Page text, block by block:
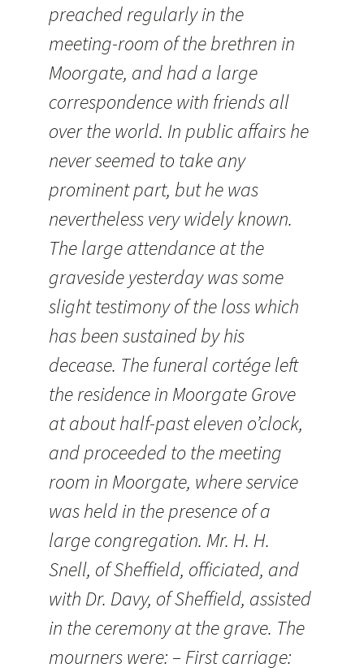
preached regularly in the
meeting-room of the brethren in
Moorgate, and had a large
correspondence with friends all
over the world. In public affairs he
never seemed to take any
prominent part, but he was
nevertheless very widely known.
The large attendance at the
graveside yesterday was some
slight testimony of the loss which
has been sustained by his
decease. The funeral cortége left
the residence in Moorgate Grove
at about half-past eleven o’clock,
and proceeded to the meeting
room in Moorgate, where service
was held in the presence of a
large congregation. Mr. H. H.
Snell, of Sheffield, officiated, and
with Dr. Davy, of Sheffield, assisted
in the ceremony at the grave. The
mourners were: – First carriage: